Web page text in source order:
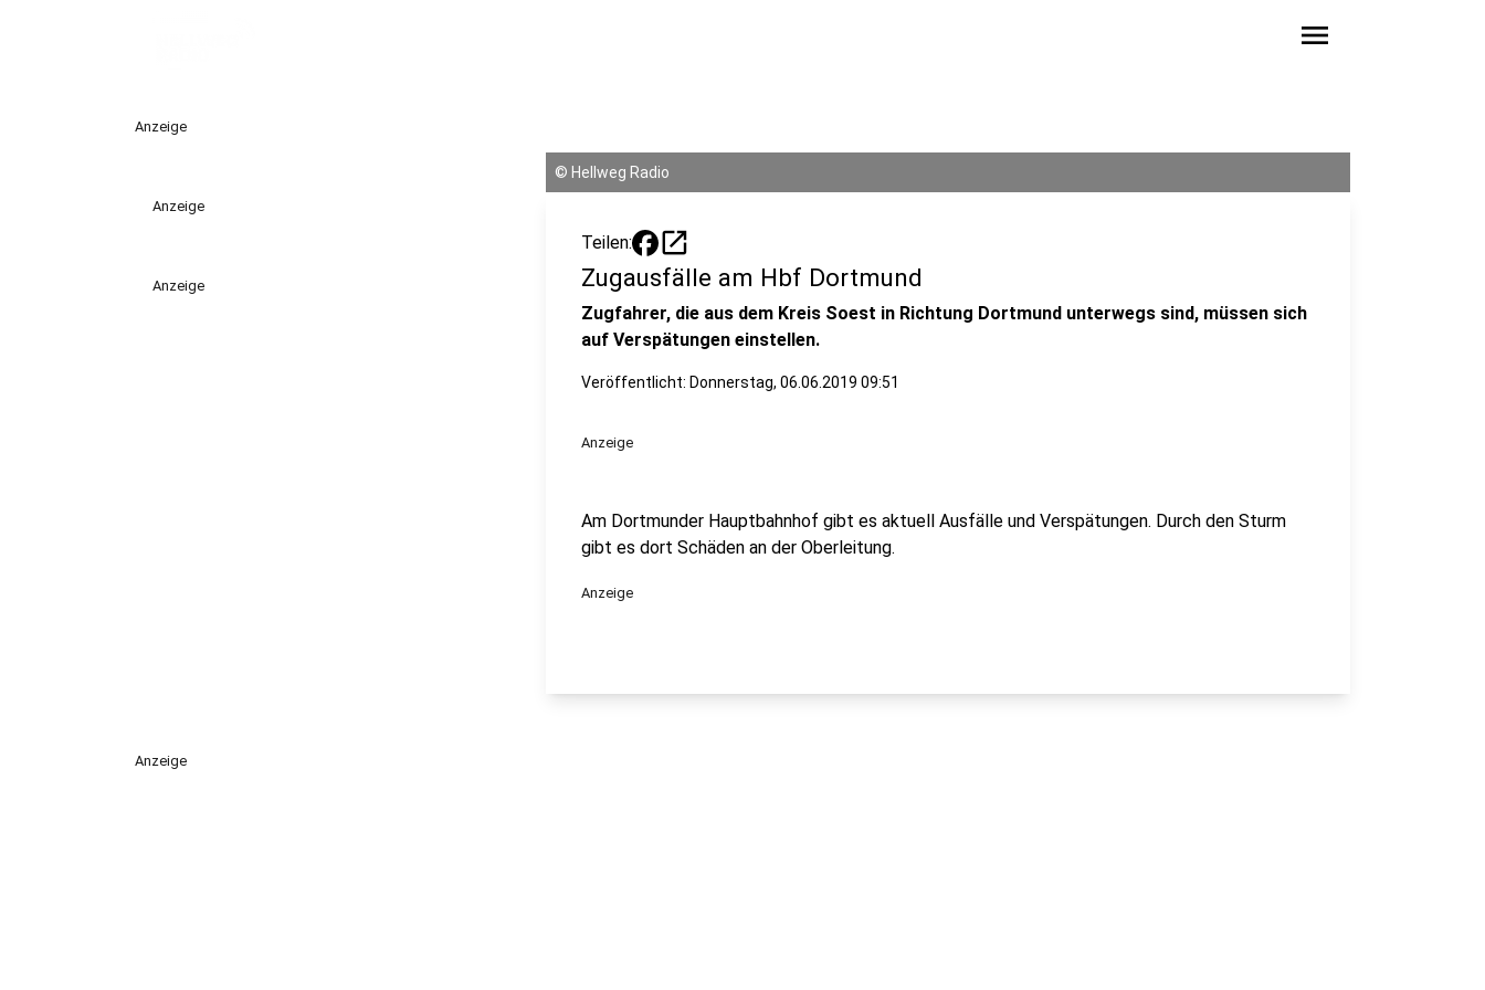
menu
Anzeige
Anzeige
Anzeige
© Hellweg Radio
Teilen: open_in_new
Zugausfälle am Hbf Dortmund
Zugfahrer, die aus dem Kreis Soest in Richtung Dortmund unterwegs sind, müssen sich
auf Verspätungen einstellen.
Veröffentlicht: Donnerstag, 06.06.2019 09:51
Anzeige
Am Dortmunder Hauptbahnhof gibt es aktuell Ausfälle und Verspätungen. Durch den Sturm
gibt es dort Schäden an der Oberleitung.
Anzeige
Anzeige